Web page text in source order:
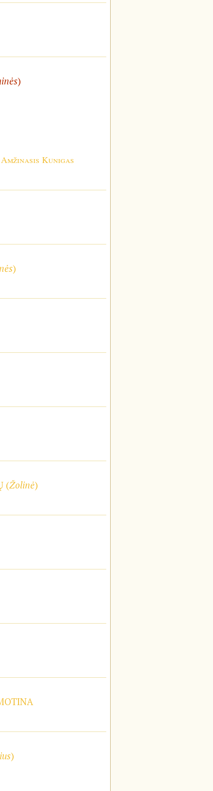
)
Kunigas
)
(Žolinė)
)